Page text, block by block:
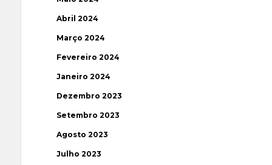
Abril 2024
Março 2024
Fevereiro 2024
Janeiro 2024
Dezembro 2023
Setembro 2023
Agosto 2023
Julho 2023